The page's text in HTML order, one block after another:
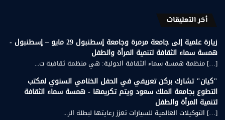
أخر التعليقات
زيارة علمية إلى جامعة مرمرة وجامعة إسطنبول 29 مايو – إسطنبول -
همسة سماء الثقافة لتنمية المرأة والطفل
[…] منظمة همسة سماء الثقافة الدولية: هي منظمة ثقافية ت...
"كيان" تشارك بركن تعريفي في الحفل الختامي السنوي لمكتب
التطوع بجامعة الملك سعود ويتم تكريمها - همسة سماء الثقافة
لتنمية المرأة والطفل
[…] التوكيلات العالمية للسيارات تعزز رعايتها لبطلة الر...